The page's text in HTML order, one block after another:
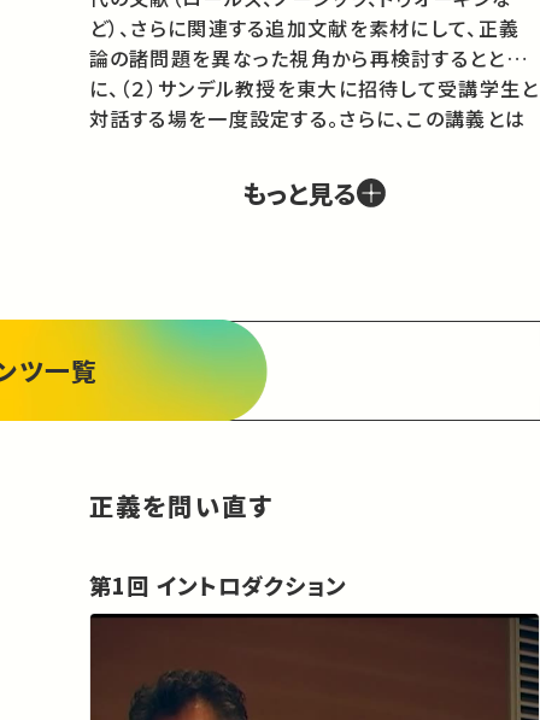
ど）、さらに関連する追加文献を素材にして、正義
論の諸問題を異なった視角から再検討するととも
に、（２）サンデル教授を東大に招待して受講学生と
対話する場を一度設定する。さらに、この講義とは
およびその先行演習である2011年度夏学期全学
自由研究ゼミナール（「サンデル正義講義を問い直
オ・リンクの討議も行う予定である。
主教材は、Michael Sandel (ed.), Justice: A
Reader, Oxford University Press, 2007：
もっと見る
ツ一覧
正義を問い直す
第1回 イントロダクション